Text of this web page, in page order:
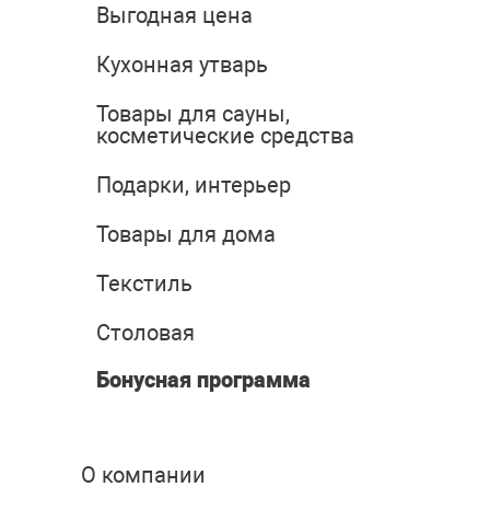
Выгодная цена
Кухонная утварь
Товары для сауны,
косметические средства
Подарки, интерьер
Товары для дома
Текстиль
Столовая
Бонусная программа
О компании